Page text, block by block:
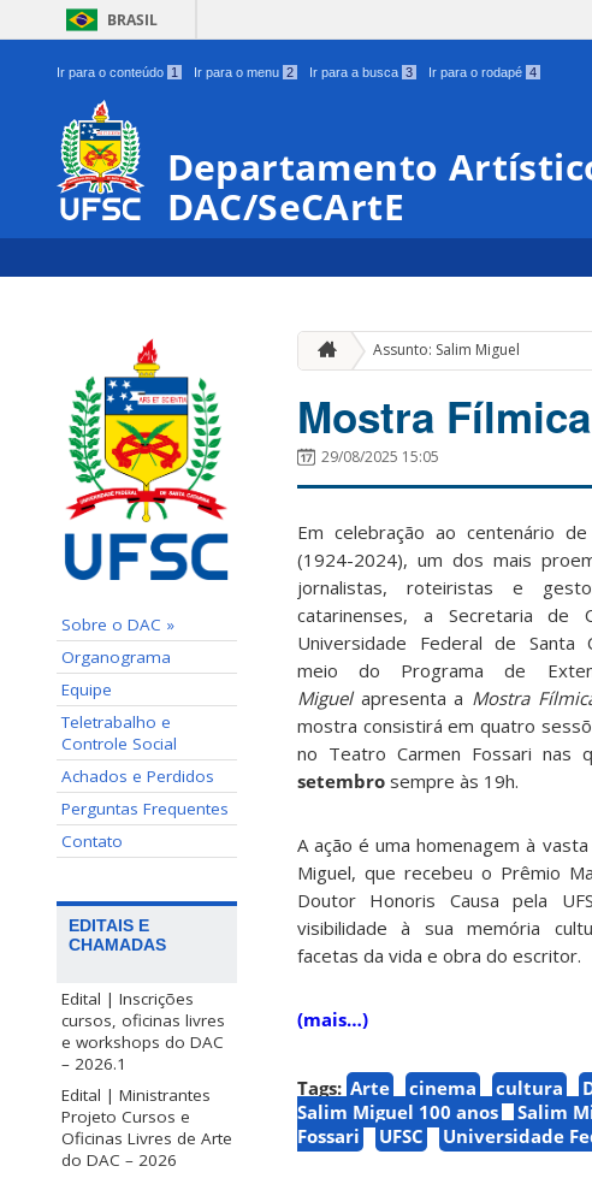
BRASIL
Ir para o conteúdo 1 Ir para o menu 2 Ir para a busca 3 Ir para o rodapé 4
Departamento
DAC/SeCArtE
Sobre o DAC »
Organograma
Equipe
Teletrabalho e
Controle Social
Achados e Perdidos
Perguntas Frequentes
Contato
EDITAIS E
CHAMADAS
Edital | Inscrições
cursos, oficinas livres
e workshops do DAC
– 2026.1
Edital | Ministrantes
Projeto Cursos e
Oficinas Livres de Arte
do DAC – 2026
Assunto: Salim Miguel
Mostra
29/08/2025 15:05
Em celebração ao centenário
(1924-2024), um dos mais
jornalistas, roteiristas e
catarinenses, a Secretaria
Universidade Federal de Santa
meio do Programa de
Miguelapresenta a Mostra
mostra consistirá em quatro
no Teatro Carmen Fossari nas
setembro sempre às 19h.
A ação é uma homenagem à
Miguel, que recebeu o Prêmio
Doutor Honoris Causa pela
visibilidade à sua memória
facetas da vida e obra do escritor.
(mais…)
Tags: Arte cinema cultura
Salim Miguel 100 anos
Salim
Fossari
UFSC Universidade